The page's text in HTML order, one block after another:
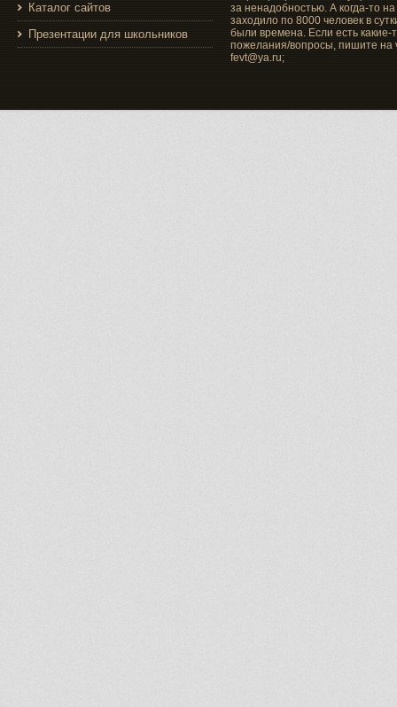
Каталог сайтов
Презентации для школьников
за ненадобностью. А когда-то на
заходило по 8000 человек в
были времена. Если есть какие-
пожелания/вопросы, пишите на
fevt@ya.ru;